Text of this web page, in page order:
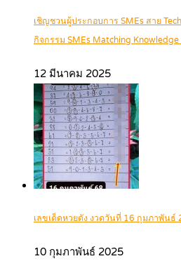
เชิญชวนผู้ประกอบการ SMEs สาย
กิจกรรม SMEs Matching Knowledge
12 มีนาคม 2025
เลขเด็ดหวยดัง งวดวันที่ 16 กุมภาพันธ์
10 กุมภาพันธ์ 2025